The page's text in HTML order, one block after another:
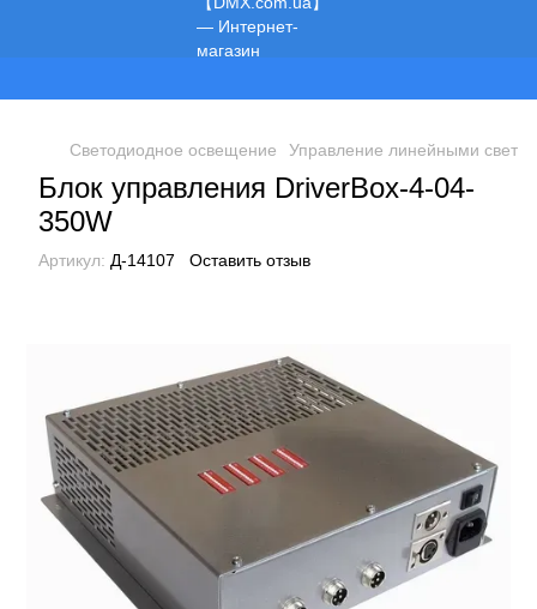
Светодиодное освещение Управление линейными
Блок управления DriverBox-4-04-
350W
Артикул: Д-14107 Оставить отзыв